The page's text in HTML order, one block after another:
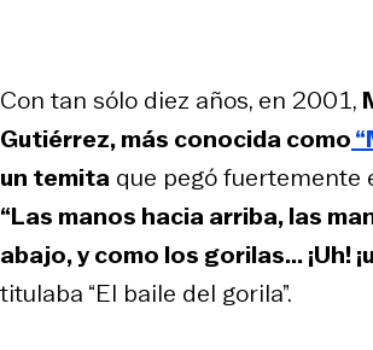
Con tan sólo diez años, en 2001,
Gutiérrez, más conocida como
un temita que pegó fuertemente
“Las manos hacia arriba, las
abajo, y como los gorilas... ¡Uh!
titulaba “El baile del gorila”.